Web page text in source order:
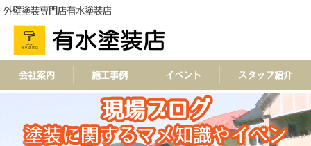
外壁塗装専門店有水塗装店
TEL
会社案内 施工事例 イベント スタッフ紹介
現場ブログ
塗装に関するマメ知識やイベン